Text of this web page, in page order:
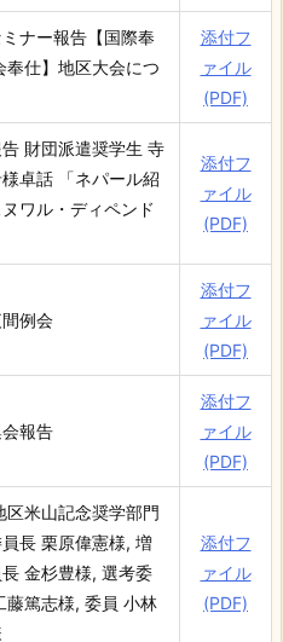
ナー報告【国際奉
奉仕】地区大会につ
添付フ
ァイル
(PDF)
財団派遣奨学生 寺
様卓話 「ネパール紹
ワル・ディペンド
添付フ
ァイル
(PDF)
例会
添付フ
ァイル
(PDF)
報告
添付フ
ァイル
(PDF)
区米山記念奨学部門
長 栗原偉憲様, 増
金杉豊様, 選考委
藤篤志様, 委員 小林
添付フ
ァイル
(PDF)